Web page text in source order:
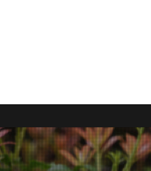
釣りと登山と旅、写真